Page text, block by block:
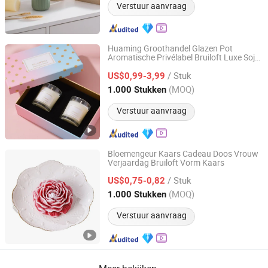
Verstuur aanvraag
Huaming Groothandel Glazen Pot
Aromatische Privélabel Bruiloft Luxe Soja
Creatieve Geurkaarsen
US$0,99-3,99 / Stuk
1.000 Stukken (MOQ)
Verstuur aanvraag
Hebei Huaming Laye Limited Company
Hebei, China Sinds 2018
Bloemengeur Kaars Cadeau Doos Vrouw
Verjaardag Bruiloft Vorm Kaars
US$0,75-0,82 / Stuk
1.000 Stukken (MOQ)
Verstuur aanvraag
Shanghai Furin Trading Co., Ltd.
Shanghai, China Sinds 2026